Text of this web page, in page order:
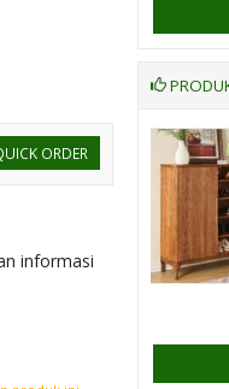
ORDER
informasi
Rak Sepatu
Jati
SKU: